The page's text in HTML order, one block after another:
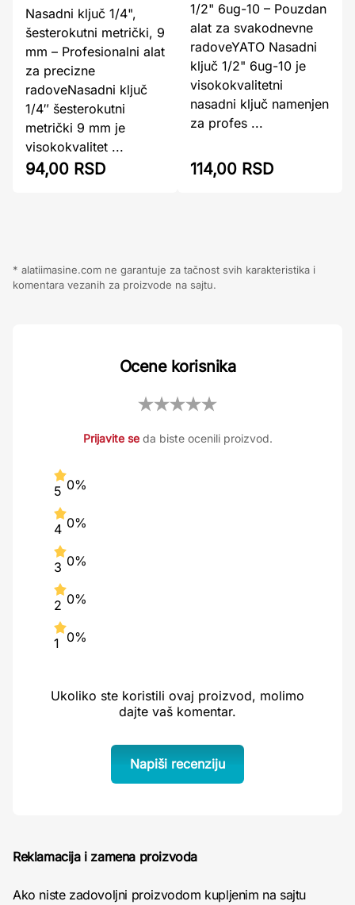
Nasadni ključ 1/4",
šesterokutni metrički, 9
mm – Profesionalni alat
za precizne
radoveNasadni ključ
1/4″ šesterokutni
metrički 9 mm je
visokokvalitet ...
94,00 RSD
1/2" 6ug-10 – Pouzdan
alat za svakodnevne
radoveYATO Nasadni
ključ 1/2" 6ug-10 je
visokokvalitetni
nasadni ključ namenjen
za profes ...
114,00 RSD
* alatiimasine.com ne garantuje za tačnost svih karakteristika i
komentara vezanih za proizvode na sajtu.
Ocene korisnika
Prijavite seda biste ocenili proizvod.
5 0%
4 0%
3 0%
2 0%
1 0%
Ukoliko ste koristili ovaj proizvod, molimo
dajte vaš komentar.
Napiši recenziju
Reklamacija i zamena proizvoda
Ako niste zadovoljni proizvodom kupljenim na sajtu